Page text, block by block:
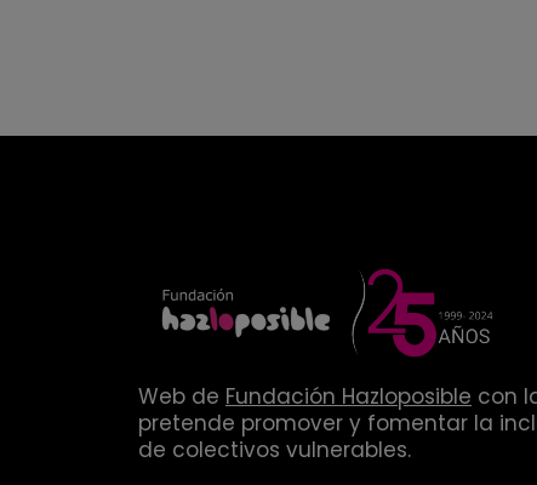
Web de Fundación Hazloposible con
pretende promover y fomentar la
de colectivos vulnerables.